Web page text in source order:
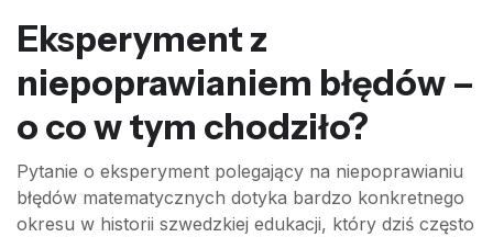
Eksperyment z
niepoprawianiem błędów –
o co w tym chodziło?
Pytanie o eksperyment polegający na niepoprawianiu
błędów matematycznych dotyka bardzo konkretnego
okresu w historii szwedzkiej edukacji, który dziś często